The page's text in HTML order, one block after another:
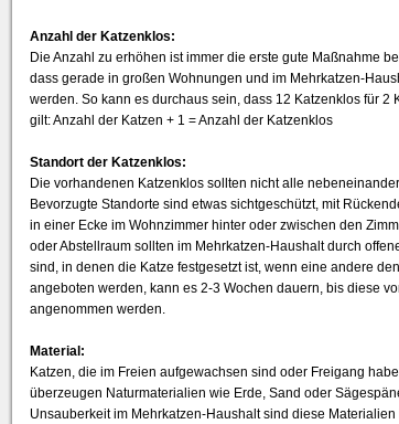
Anzahl der Katzenklos:
Die Anzahl zu erhöhen ist immer die erste gute Maßnahme
dass gerade in großen Wohnungen und im Mehrkatzen-
werden. So kann es durchaus sein, dass 12 Katzenklos für
gilt: Anzahl der Katzen + 1 = Anzahl der Katzenklos
Standort der Katzenklos:
Die vorhandenen Katzenklos sollten nicht alle
Bevorzugte Standorte sind etwas sichtgeschützt, mit
in einer Ecke im Wohnzimmer hinter oder zwischen den
oder Abstellraum sollten im Mehrkatzen-Haushalt durch
sind, in denen die Katze festgesetzt ist, wenn eine andere
angeboten werden, kann es 2-3 Wochen dauern, bis diese
angenommen werden.
Material:
Katzen, die im Freien aufgewachsen sind oder Freigang
überzeugen Naturmaterialien wie Erde, Sand oder
Unsauberkeit im Mehrkatzen-Haushalt sind diese